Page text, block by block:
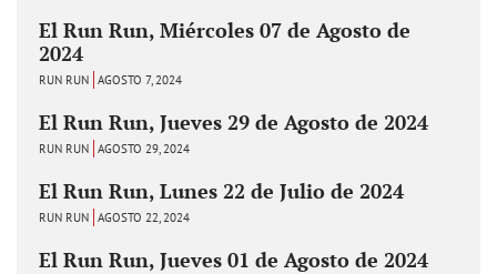
El Run Run, Miércoles 07 de Agosto de
2024
RUN RUN AGOSTO 7, 2024
El Run Run, Jueves 29 de Agosto de 2024
RUN RUN AGOSTO 29, 2024
El Run Run, Lunes 22 de Julio de 2024
RUN RUN AGOSTO 22, 2024
El Run Run, Jueves 01 de Agosto de 2024